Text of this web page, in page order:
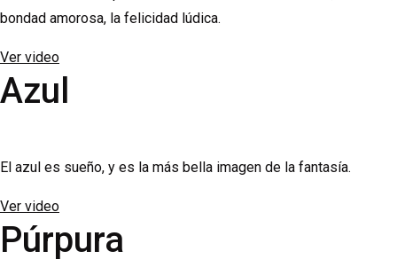
bondad amorosa, la felicidad lúdica.
Ver video
Azul
El azul es sueño, y es la más bella imagen de la fantasía.
Ver video
Púrpura